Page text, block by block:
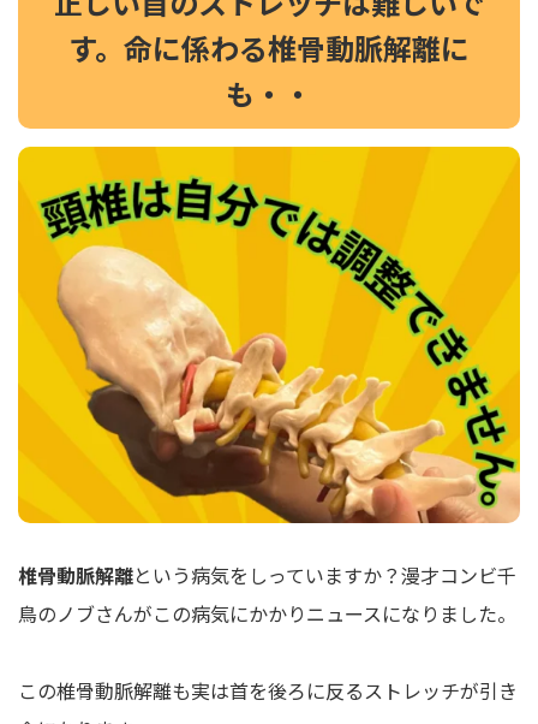
す。命に係わる椎骨動脈解離に
も・・
椎骨動脈解離という病気をしっていますか？漫才コンビ千
鳥のノブさんがこの病気にかかりニュースになりました。
この椎骨動脈解離も実は首を後ろに反るストレッチが引き